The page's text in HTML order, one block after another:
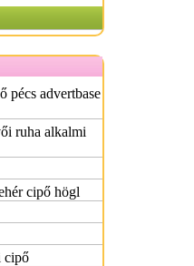
pécs advertbase
ruha alkalmi
cipő högl
cipő